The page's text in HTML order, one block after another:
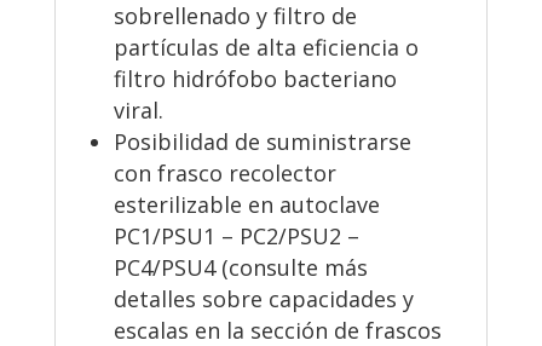
sobrellenado y filtro de
partículas de alta eficiencia o
filtro hidrófobo bacteriano
viral.
Posibilidad de suministrarse
con frasco recolector
esterilizable en autoclave
PC1/PSU1 – PC2/PSU2 –
PC4/PSU4 (consulte más
detalles sobre capacidades y
escalas en la sección de frascos